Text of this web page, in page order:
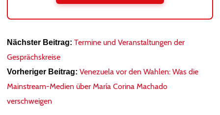
Nächster Beitrag: Termine und Veranstaltungen der
Gesprächskreise
Vorheriger Beitrag: Venezuela vor den Wahlen: Was die
Mainstream-Medien über María Corina Machado
verschweigen